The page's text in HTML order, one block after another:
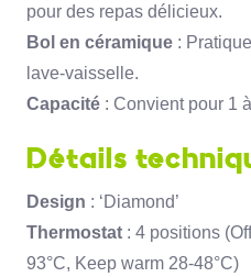
pour des repas délicieux.
Bol en céramique :
lave-vaisselle.
Capacité : Convient pour 1
Détails
Design : ‘Diamond’
Thermostat : 4 positions
93°C, Keep warm 28-48°C)